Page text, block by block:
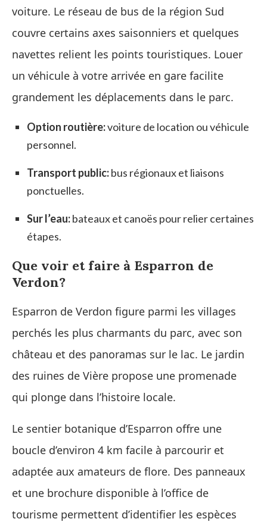
voiture. Le réseau de bus de la région Sud
couvre certains axes saisonniers et quelques
navettes relient les points touristiques. Louer
un véhicule à votre arrivée en gare facilite
grandement les déplacements dans le parc.
Option routière:voiture de location ou véhicule
personnel.
Transport public:bus régionaux et liaisons
ponctuelles.
Sur l’eau:bateaux et canoës pour relier certaines
étapes.
Que voir et faire à Esparron de
Verdon?
Esparron de Verdon figure parmi les villages
perchés les plus charmants du parc, avec son
château et des panoramas sur le lac. Le jardin
des ruines de Vière propose une promenade
qui plonge dans l’histoire locale.
Le sentier botanique d’Esparron offre une
boucle d’environ 4 km facile à parcourir et
adaptée aux amateurs de flore. Des panneaux
et une brochure disponible à l’office de
tourisme permettent d’identifier les espèces